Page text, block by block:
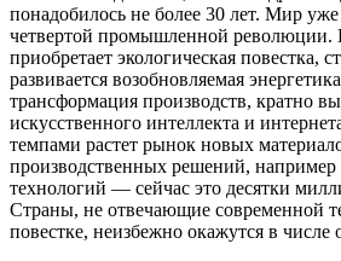
понадобилось не более 30 лет. Мир
четвертой промышленной революции.
приобретает экологическая повестка,
развивается возобновляемая
трансформация производств, кратно
искусственного интеллекта и
темпами растет рынок новых
производственных решений,
технологий — ​сейчас это десятки
Страны, не отвечающие современной
повестке, неизбежно окажутся в числе